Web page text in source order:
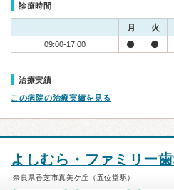
診療時間
月 火
09:00-17:00
治療実績
この病院の治療実績を見る
よしむら・ファミリー
奈良県香芝市真美ケ丘（五位堂駅）